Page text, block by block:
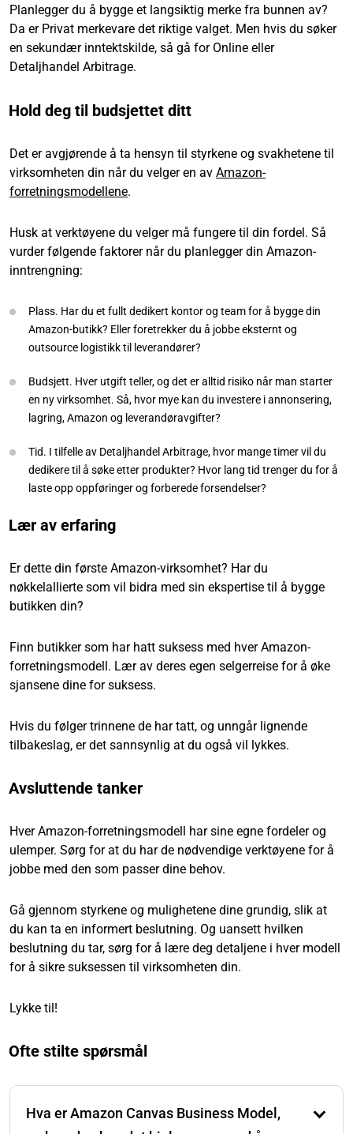
Planlegger du å bygge et langsiktig merke fra bunnen av?
Da er Privat merkevare det riktige valget. Men hvis du søker
en sekundær inntektskilde, så gå for Online eller
Detaljhandel Arbitrage.
Hold deg til budsjettet ditt
Det er avgjørende å ta hensyn til styrkene og svakhetene til
virksomheten din når du velger en av Amazon-
forretningsmodellene.
Husk at verktøyene du velger må fungere til din fordel. Så
vurder følgende faktorer når du planlegger din Amazon-
inntrengning:
Plass. Har du et fullt dedikert kontor og team for å bygge din
Amazon-butikk? Eller foretrekker du å jobbe eksternt og
outsource logistikk til leverandører?
Budsjett. Hver utgift teller, og det er alltid risiko når man starter
en ny virksomhet. Så, hvor mye kan du investere i annonsering,
lagring, Amazon og leverandøravgifter?
Tid. I tilfelle av Detaljhandel Arbitrage, hvor mange timer vil du
dedikere til å søke etter produkter? Hvor lang tid trenger du for å
laste opp oppføringer og forberede forsendelser?
Lær av erfaring
Er dette din første Amazon-virksomhet? Har du
nøkkelallierte som vil bidra med sin ekspertise til å bygge
butikken din?
Finn butikker som har hatt suksess med hver Amazon-
forretningsmodell. Lær av deres egen selgerreise for å øke
sjansene dine for suksess.
Hvis du følger trinnene de har tatt, og unngår lignende
tilbakeslag, er det sannsynlig at du også vil lykkes.
Avsluttende tanker
Hver Amazon-forretningsmodell har sine egne fordeler og
ulemper. Sørg for at du har de nødvendige verktøyene for å
jobbe med den som passer dine behov.
Gå gjennom styrkene og mulighetene dine grundig, slik at
du kan ta en informert beslutning. Og uansett hvilken
beslutning du tar, sørg for å lære deg detaljene i hver modell
for å sikre suksessen til virksomheten din.
Lykke til!
Ofte stilte spørsmål
Hva er Amazon Canvas Business Model,